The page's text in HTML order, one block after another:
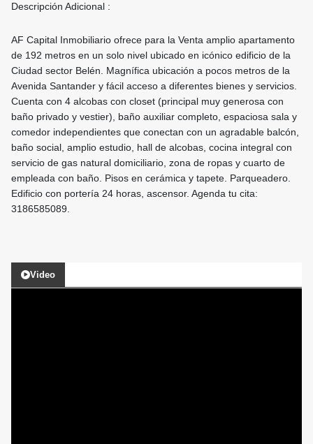
Descripción Adicional :
AF Capital Inmobiliario ofrece para la Venta amplio apartamento
de 192 metros en un solo nivel ubicado en icónico edificio de la
Ciudad sector Belén. Magnífica ubicación a pocos metros de la
Avenida Santander y fácil acceso a diferentes bienes y servicios.
Cuenta con 4 alcobas con closet (principal muy generosa con
baño privado y vestier), baño auxiliar completo, espaciosa sala y
comedor independientes que conectan con un agradable balcón,
baño social, amplio estudio, hall de alcobas, cocina integral con
servicio de gas natural domiciliario, zona de ropas y cuarto de
empleada con baño. Pisos en cerámica y tapete. Parqueadero.
Edificio con portería 24 horas, ascensor. Agenda tu cita:
3186585089.
Video